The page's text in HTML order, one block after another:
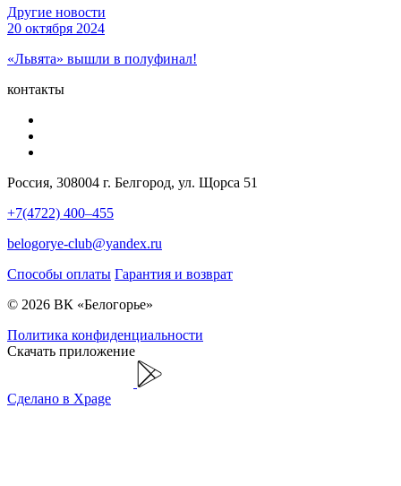
Другие новости
20 октября 2024
«Львята» вышли в полуфинал!
контакты
Россия, 308004 г. Белгород, ул. Щорса 51
+7(4722) 400–455
belogorye-club@yandex.ru
Способы оплаты Гарантия и возврат
© 2026 ВК «Белогорье»
Политика конфиденциальности
Скачать приложение
Сделано в Xpage